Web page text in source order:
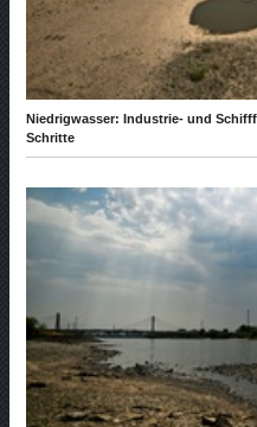
Niedrigwasser: Industrie- und
Schritte